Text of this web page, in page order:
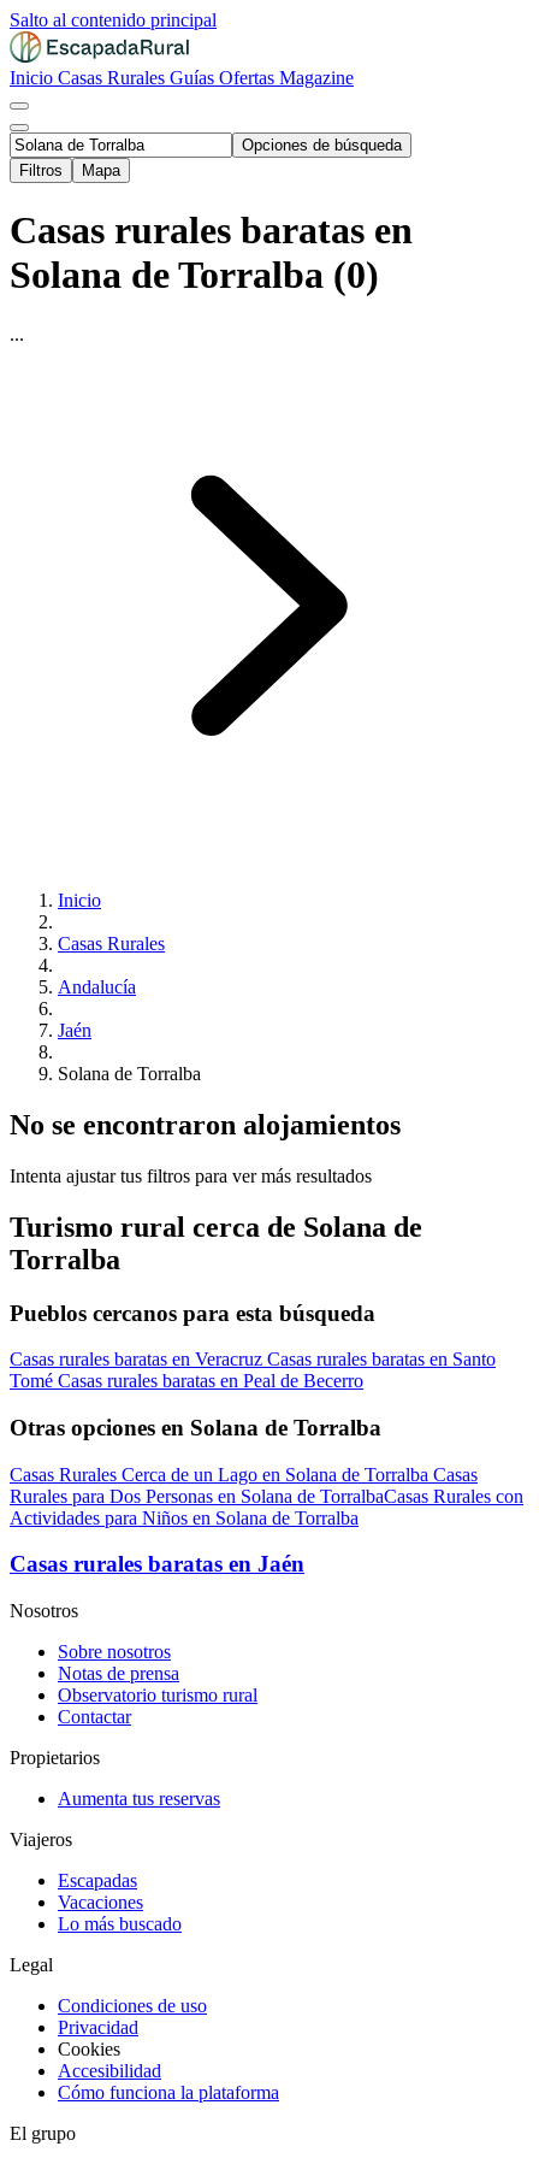
Salto al contenido principal
Inicio Casas Rurales Guías Ofertas Magazine
Opciones de búsqueda
Filtros
Mapa
Casas rurales baratas en
Solana de Torralba (0)
...
Inicio
Casas Rurales
Andalucía
Jaén
Solana de Torralba
No se encontraron alojamientos
Intenta ajustar tus filtros para ver más resultados
Turismo rural cerca de Solana de
Torralba
Pueblos cercanos para esta búsqueda
Casas rurales baratas en Veracruz Casas rurales baratas en Santo
Tomé Casas rurales baratas en Peal de Becerro
Otras opciones en Solana de Torralba
Casas Rurales Cerca de un Lago en Solana de Torralba Casas
Rurales para Dos Personas en Solana de TorralbaCasas Rurales con
Actividades para Niños en Solana de Torralba
Casas rurales baratas en Jaén
Nosotros
Sobre nosotros
Notas de prensa
Observatorio turismo rural
Contactar
Propietarios
Aumenta tus reservas
Viajeros
Escapadas
Vacaciones
Lo más buscado
Legal
Condiciones de uso
Privacidad
Cookies
Accesibilidad
Cómo funciona la plataforma
El grupo